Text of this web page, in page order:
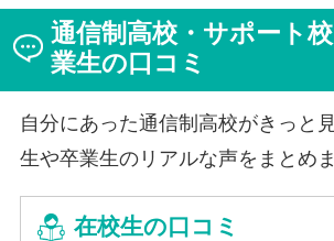
ジを持っていた田中さんですが、キャ
（先生）や仲間に囲まれる中で、その
わったと言います。
通信制高校・サポート
業生の口コミ
自分にあった通信制高校がきっと
生や卒業生のリアルな声をまとめま
在校生の口コミ